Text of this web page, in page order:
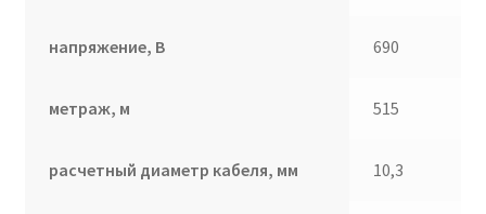
напряжение, В 690
метраж, м 515
расчетный диаметр кабеля, мм 10,3